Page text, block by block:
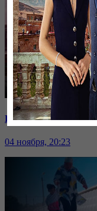
Единственный
04 ноября, 20:23